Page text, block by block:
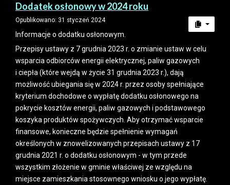
Dodatek osłonowy w 2024 roku
Opublikowano: 31 styczeń 2024
Informacje o dodatku osłonowym.
Przepisy ustawy z 7 grudnia 2023 r. o zmianie ustaw w celu
wsparcia odbiorców energii elektrycznej, paliw gazowych
i ciepła (które wejdą w życie 31 grudnia 2023 r.), dają
możliwość ubiegania się w 2024 r. przez osoby spełniające
kryterium dochodowe o wypłatę dodatku osłonowego na
pokrycie kosztów energii, paliw gazowych i podstawowego
koszyka produktów spożywczych. Aby otrzymać wsparcie
finansowe, konieczne będzie spełnienie wymagań
określonych w znowelizowanych przepisach ustawy z 17
grudnia 2021 r. o dodatku osłonowym - w tym przede
wszystkim złożenie w gminie właściwej ze względu na
miejsce zamieszkania stosownego wniosku o jego wypłatę.